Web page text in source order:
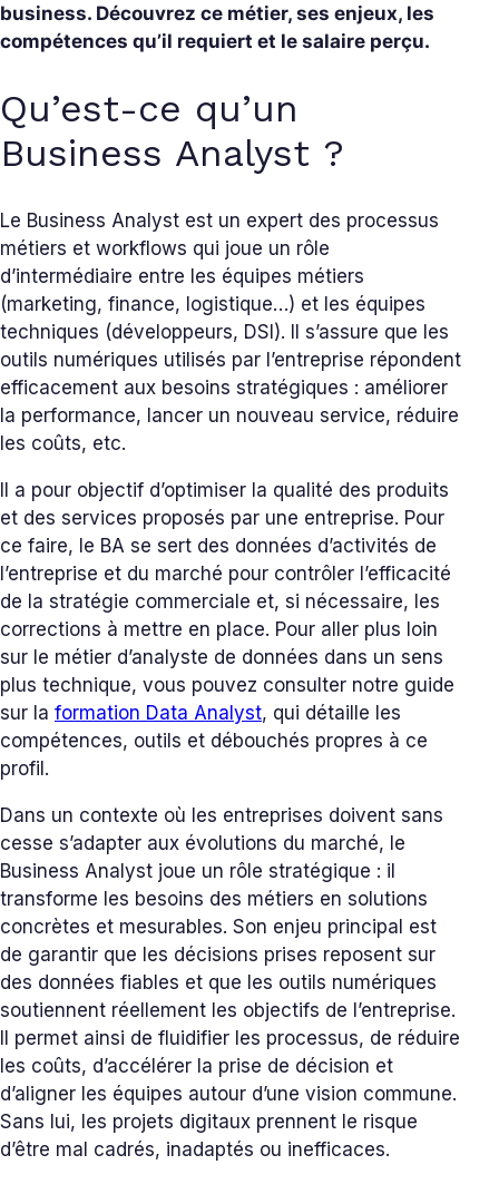
business. Découvrez ce métier, ses enjeux, les
compétences qu’il requiert et le salaire perçu.
Qu’est-ce qu’un
Business Analyst ?
Le Business Analyst est un expert des processus
métiers et workflows qui joue un rôle
d’intermédiaire entre les équipes métiers
(marketing, finance, logistique…) et les équipes
techniques (développeurs, DSI). Il s’assure que les
outils numériques utilisés par l’entreprise répondent
efficacement aux besoins stratégiques : améliorer
la performance, lancer un nouveau service, réduire
les coûts, etc.
Il a pour objectif d’optimiser la qualité des produits
et des services proposés par une entreprise. Pour
ce faire, le BA se sert des données d’activités de
l’entreprise et du marché pour contrôler l’efficacité
de la stratégie commerciale et, si nécessaire, les
corrections à mettre en place. Pour aller plus loin
sur le métier d’analyste de données dans un sens
plus technique, vous pouvez consulter notre guide
sur la formation Data Analyst, qui détaille les
compétences, outils et débouchés propres à ce
profil.
Dans un contexte où les entreprises doivent sans
cesse s’adapter aux évolutions du marché, le
Business Analyst joue un rôle stratégique : il
transforme les besoins des métiers en solutions
concrètes et mesurables. Son enjeu principal est
de garantir que les décisions prises reposent sur
des données fiables et que les outils numériques
soutiennent réellement les objectifs de l’entreprise.
Il permet ainsi de fluidifier les processus, de réduire
les coûts, d’accélérer la prise de décision et
d’aligner les équipes autour d’une vision commune.
Sans lui, les projets digitaux prennent le risque
d’être mal cadrés, inadaptés ou inefficaces.